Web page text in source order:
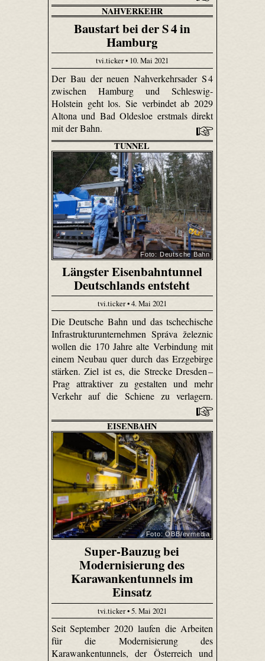
NAHVERKEHR
Baustart bei der S 4 in
Hamburg
tvi.ticker • 10. Mai 2021
Der Bau der neuen Nahverkehrsader S 4
zwischen Hamburg und Schleswig-
Holstein geht los. Sie verbindet ab 2029
Altona und Bad Oldesloe erstmals direkt
mit der Bahn.
TUNNEL
Foto: Deutsche Bahn
Längster Eisenbahntunnel
Deutschlands entsteht
tvi.ticker • 4. Mai 2021
Die Deutsche Bahn und das tschechische
Infrastrukturunternehmen Správa železnic
wollen die 170 Jahre alte Verbindung mit
einem Neubau quer durch das Erzgebirge
stärken. Ziel ist es, die Strecke Dresden –
Prag attraktiver zu gestalten und mehr
Verkehr auf die Schiene zu verlagern.
EISENBAHN
Foto: ÖBB/evmedia
Super-Bauzug bei
Modernisierung des
Karawankentunnels im
Einsatz
tvi.ticker • 5. Mai 2021
Seit September 2020 laufen die Arbeiten
für die Modernisierung des
Karawankentunnels, der Österreich und